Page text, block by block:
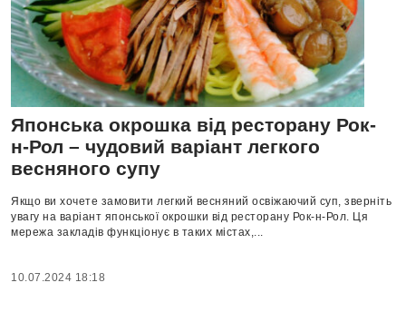
Японська окрошка від ресторану Рок-
н-Рол – чудовий варіант легкого
весняного супу
Якщо ви хочете замовити легкий весняний освіжаючий суп, зверніть
увагу на варіант японської окрошки від ресторану Рок-н-Рол. Ця
мережа закладів функціонує в таких містах,...
10.07.2024 18:18